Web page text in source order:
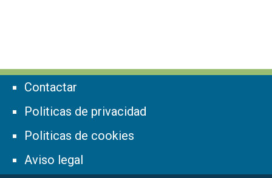
Contactar
Politicas de privacidad
Politicas de cookies
Aviso legal